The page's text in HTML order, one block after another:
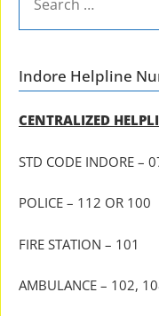
FOR:
Indore Helpline
CENTRALIZED
STD CODE INDORE –
POLICE – 112 OR 100
FIRE STATION – 101
AMBULANCE – 102,